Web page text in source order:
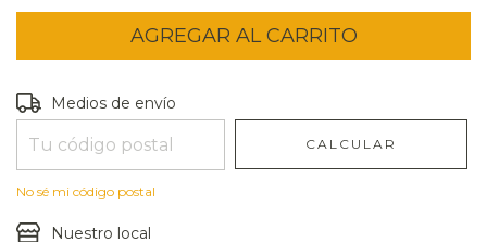
Entregas para el CP:
Medios de envío
CALCULAR
No sé mi código postal
Nuestro local